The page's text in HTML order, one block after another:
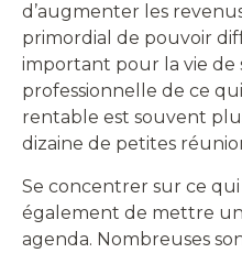
d’augmenter les
primordial de pouvoir
important pour la vie de
professionnelle de ce
rentable est souvent
dizaine de petites
Se concentrer sur ce
également de mettre un
agenda. Nombreuses